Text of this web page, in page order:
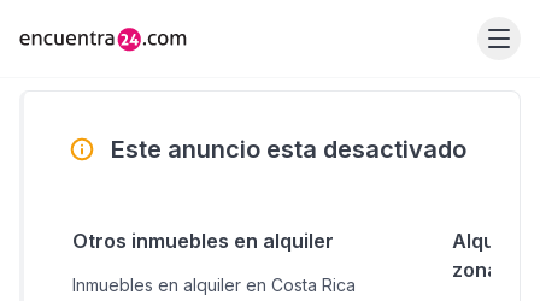
Este anuncio esta desactivado
Otros inmuebles en alquiler
Inmuebles en alquiler en Costa Rica
Alquiler
zonas